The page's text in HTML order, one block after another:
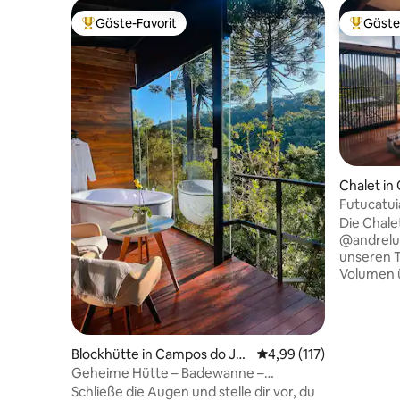
Beliebter Gäste-Favorit.
Gäste-Favorit
Blockhütte in Campos do Jor
dão
Durchschnittliche
4,99 (117)
Geheime Hütte – Badewanne –
unglaublicher Blick auf die Natur
Schließe die Augen und stelle dir vor, du
Chalet in
in den
Die
unseren
Volumen